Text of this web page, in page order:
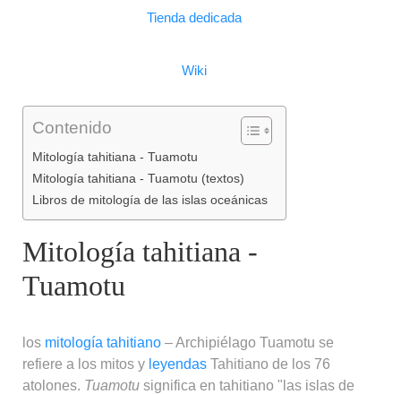
Tienda dedicada
Wiki
Contenido
Mitología tahitiana - Tuamotu
Mitología tahitiana - Tuamotu (textos)
Libros de mitología de las islas oceánicas
Mitología tahitiana -
Tuamotu
los mitología tahitiano – Archipiélago Tuamotu se
refiere a los mitos y leyendas Tahitiano de los 76
atolones. Tuamotu significa en tahitiano "las islas de